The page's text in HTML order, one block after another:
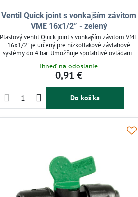
Ventil Quick joint s vonkajším závitom
VME 16x1/2” - zelený
Plastový ventil Quick joint s vonkajším závitom VME
16x1/2” je určený pre nízkotlakové závlahové
systémy do 4 bar. Umožňuje spoľahlivé ovládanie
rozvodoch. Ventil je ľahký, odolný voči UV žiareniu a
kompatibilný s PE hadicami. Vhodný pre domácu
tesný uzáver zaručujú dlhodobú funkčnosť.
Ihneď na odoslanie
0,91 €
Do košíka